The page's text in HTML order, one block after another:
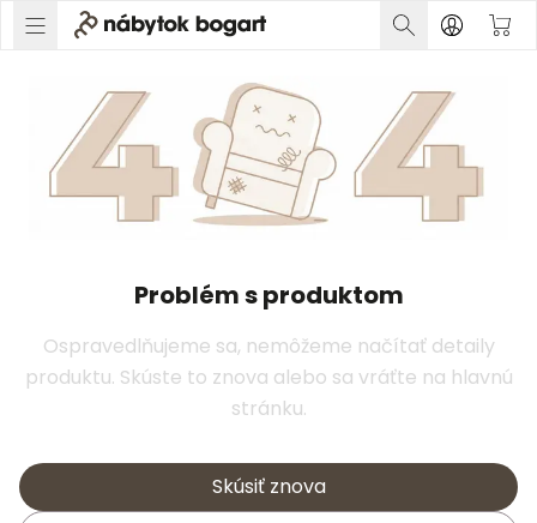
Problém s produktom
Ospravedlňujeme sa, nemôžeme načítať detaily
produktu. Skúste to znova alebo sa vráťte na hlavnú
stránku.
Skúsiť znova